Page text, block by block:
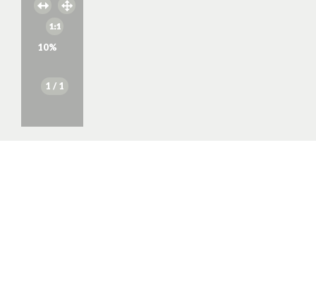
10%
1 / 1